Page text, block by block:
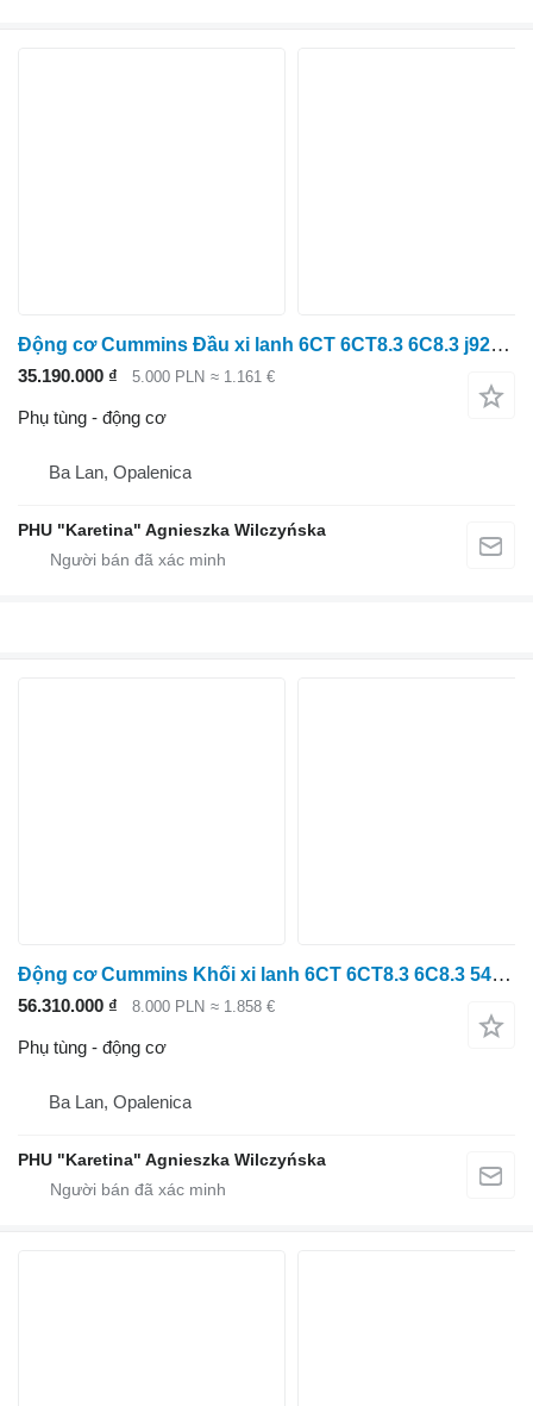
Động cơ Cummins Đầu xi lanh 6CT 6CT8.3 6C8.3 j925642 3936180 dành cho Case IH
35.190.000 ₫ 5.000 PLN ≈ 1.161 €
Phụ tùng - động cơ
Ba Lan, Opalenica
PHU "Karetina" Agnieszka Wilczyńska
Động cơ Cummins Khối xi lanh 6CT 6CT8.3 6C8.3 5478882 5309323 5620130 dành cho Case IH
56.310.000 ₫ 8.000 PLN ≈ 1.858 €
Phụ tùng - động cơ
Ba Lan, Opalenica
PHU "Karetina" Agnieszka Wilczyńska